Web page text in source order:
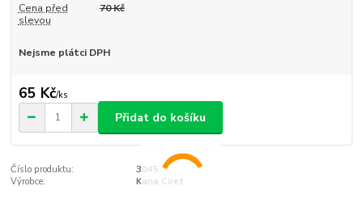
Cena před
slevou
70 Kč
Nejsme plátci DPH
65 Kč/ks
Přidat do košíku
Číslo produktu:
3045
Výrobce:
Kana Ciret